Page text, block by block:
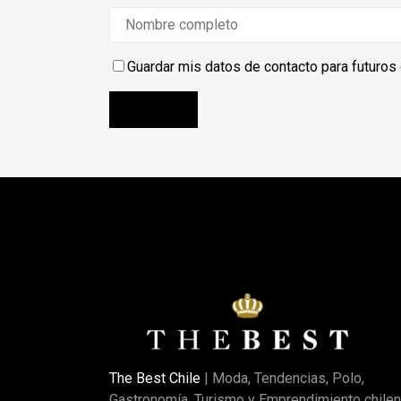
Guardar mis datos de contacto para
The Best Chile | Moda, Tendencias, Polo,